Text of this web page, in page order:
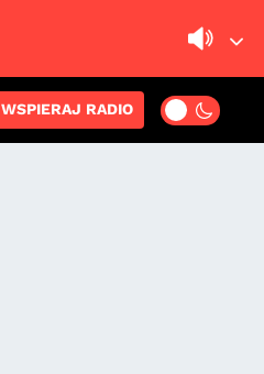
WSPIERAJ RADIO